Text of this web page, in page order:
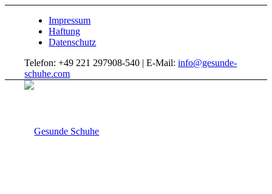
Impressum
Haftung
Datenschutz
Telefon: +49 221 297908-540 | E-Mail:info@gesunde-
schuhe.com